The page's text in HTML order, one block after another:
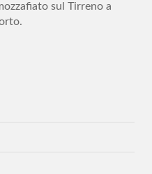
sul Tirreno a